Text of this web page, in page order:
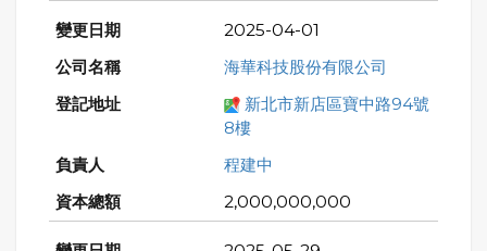
2025-04-01
海華科技股份有限公司
新北市新店區寶中路94號
8樓
程建中
2,000,000,000